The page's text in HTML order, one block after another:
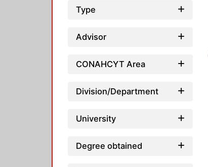
Type
Advisor
CONAHCYT Area
Division/Department
University
Degree obtained